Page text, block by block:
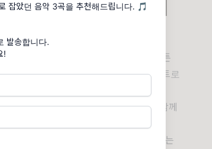
잡았던 음악 3곡을 추천해드립니다. 🎵
발송합니다.
!
ringing ♬"…응??
한 인상 때문에 조 새트리아니(Joe
오해다. 사실 내가 그랬다. 에릭 클랩튼
후다. 데뷔 초에는 재즈 기반 기타리스트로
혔다. 특히 90년대초 리치 블랙모어
퇴했을 때 그 대신 1년 넘게 투어를 함께
강 짐작할 수 있겠다.
사운드 연출 측면에서도 장인 소리를 듣는